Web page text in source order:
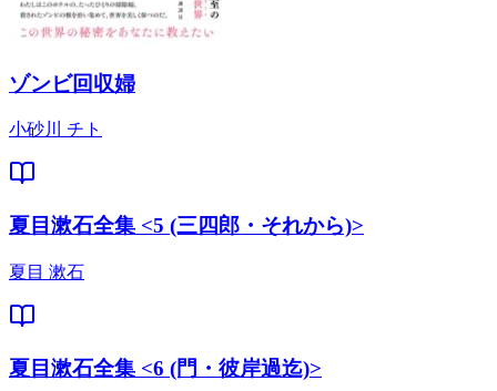
ゾンビ回収婦
小砂川 チト
夏目漱石全集 <5 (三四郎・それから)>
夏目 漱石
夏目漱石全集 <6 (門・彼岸過迄)>